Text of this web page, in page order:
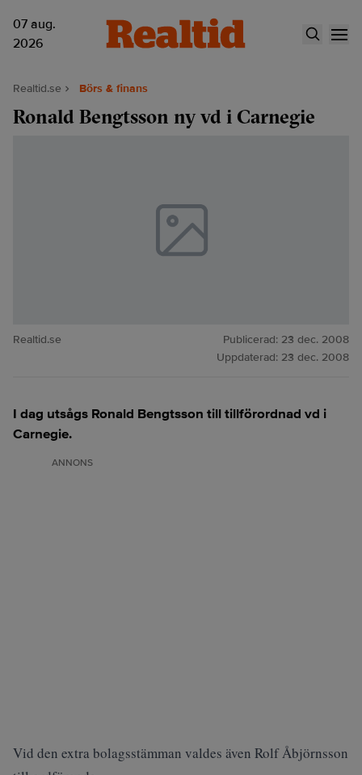
07 aug.
2026
Realtid.se Börs & finans
Ronald Bengtsson ny vd i Carnegie
Realtid.se Publicerad: 23 dec. 2008
Uppdaterad: 23 dec. 2008
I dag utsågs Ronald Bengtsson till tillförordnad vd i
Carnegie.
ANNONS
Vid den extra bolagsstämman valdes även Rolf Åbjörnsson